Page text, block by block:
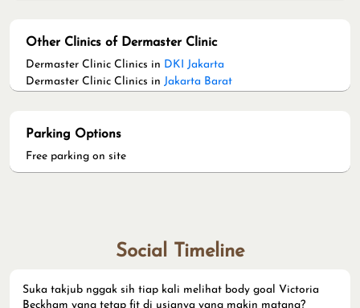
Other Clinics of Dermaster Clinic
Dermaster Clinic Clinics in DKI Jakarta
Dermaster Clinic Clinics in Jakarta Barat
Parking Options
Free parking on site
Social Timeline
Suka takjub nggak sih tiap kali melihat body goal Victoria
Beckham yang tetap fit di usianya yang makin matang?